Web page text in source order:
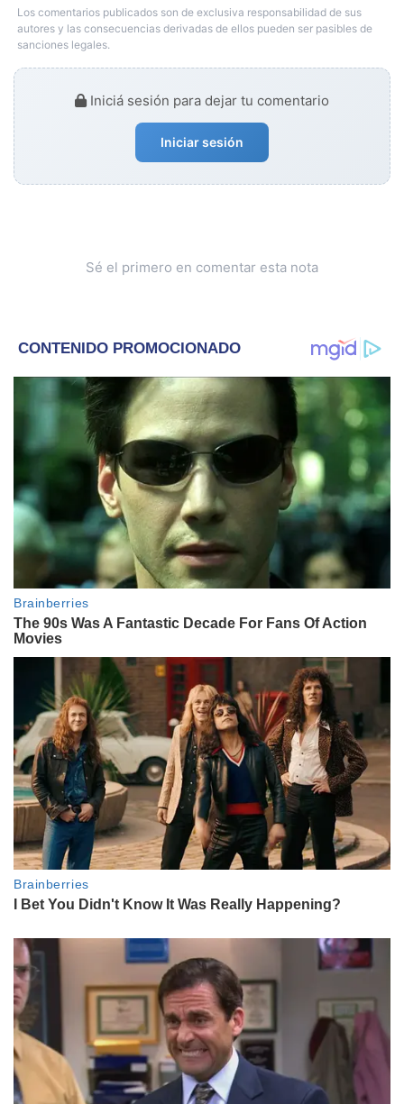
Los comentarios publicados son de exclusiva responsabilidad de sus
autores y las consecuencias derivadas de ellos pueden ser pasibles de
sanciones legales.
Iniciá sesión para dejar tu comentario
Iniciar sesión
Sé el primero en comentar esta nota